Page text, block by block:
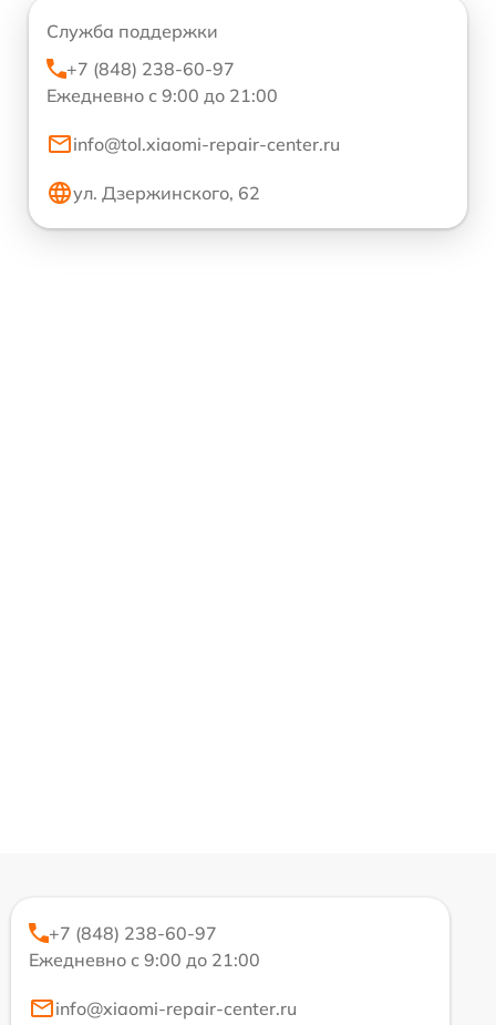
Служба поддержки
+7 (848) 238-60-97
Ежедневно с 9:00 до 21:00
info@tol.xiaomi-repair-center.ru
ул. Дзержинского, 62
+7 (848) 238-60-97
Ежедневно с 9:00 до 21:00
info@xiaomi-repair-center.ru